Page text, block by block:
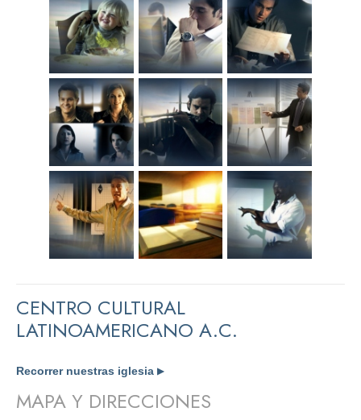
CENTRO CULTURAL
LATINOAMERICANO A.C.
Recorrer nuestras iglesia ▶
MAPA Y DIRECCIONES